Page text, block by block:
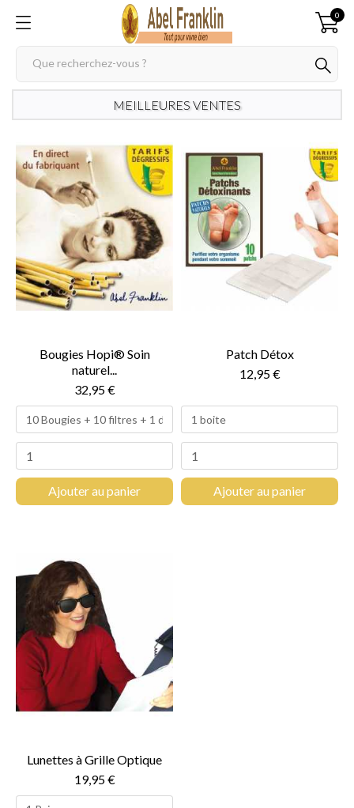
0
MEILLEURES VENTES
Bougies Hopi® Soin
naturel...
32,95 €
Ajouter au panier
Patch Détox
12,95 €
Ajouter au panier
Lunettes à Grille Optique
19,95 €